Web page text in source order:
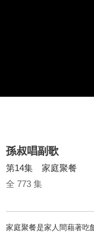
孫叔唱副歌
第14集 家庭聚餐
全 773 集
家庭聚餐是家人間藉著吃